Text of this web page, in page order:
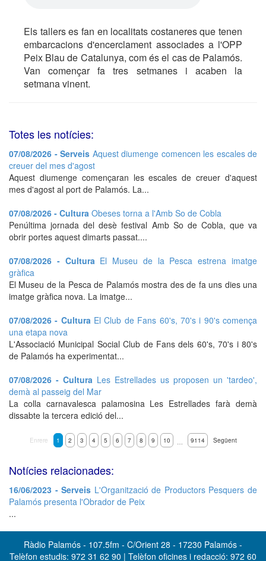
Els tallers es fan en localitats costaneres que tenen
embarcacions d'encerclament associades a l'OPP
Peix Blau de Catalunya, com és el cas de Palamós.
Van començar fa tres setmanes i acaben la
setmana vinent.
Totes les notícies:
07/08/2026 - Serveis Aquest diumenge comencen les escales de
creuer del mes d'agost
Aquest diumenge començaran les escales de creuer d'aquest
mes d'agost al port de Palamós. La...
07/08/2026 - Cultura Obeses torna a l'Amb So de Cobla
Penúltima jornada del desè festival Amb So de Cobla, que va
obrir portes aquest dimarts passat....
07/08/2026 - Cultura El Museu de la Pesca estrena imatge
gràfica
El Museu de la Pesca de Palamós mostra des de fa uns dies una
imatge gràfica nova. La imatge...
07/08/2026 - Cultura El Club de Fans 60's, 70's i 90's comença
una etapa nova
L'Associació Municipal Social Club de Fans dels 60's, 70's i 80's
de Palamós ha experimentat...
07/08/2026 - Cultura Les Estrellades us proposen un 'tardeo',
demà al passeig del Mar
La colla carnavalesca palamosina Les Estrellades farà demà
dissabte la tercera edició del...
Enrere 1 2 3 4 5 6 7 8 9 10 … 9114 Següent
Notícies relacionades:
16/06/2023 - Serveis L'Organització de Productors Pesquers de
Palamós presenta l'Obrador de Peix
...
Ràdio Palamós - 107.5fm - C/Orient 28 - 17230 Palamós -
Telèfon estudis: 972 31 62 90 | Telèfon oficines i redacció: 972 60